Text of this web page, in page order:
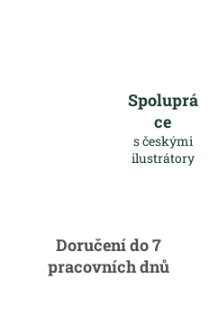
Spoluprá
ce
s českými
ilustrátory
Doručení do 7
pracovních dnů